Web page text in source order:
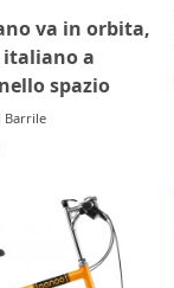
va in orbita,
a
spazio
Barrile